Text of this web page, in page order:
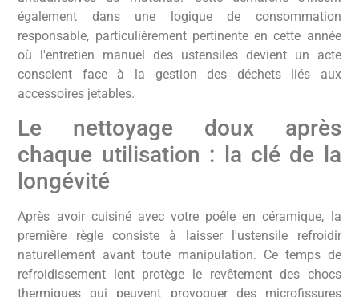
également dans une logique de consommation
responsable, particulièrement pertinente en cette année
où l'entretien manuel des ustensiles devient un acte
conscient face à la gestion des déchets liés aux
accessoires jetables.
Le nettoyage doux après
chaque utilisation : la clé de la
longévité
Après avoir cuisiné avec votre poêle en céramique, la
première règle consiste à laisser l'ustensile refroidir
naturellement avant toute manipulation. Ce temps de
refroidissement lent protège le revêtement des chocs
thermiques qui peuvent provoquer des microfissures